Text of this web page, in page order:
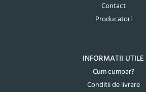
Contact
Producatori
INFORMATII UTILE
Cum cumpar?
Conditii de livrare